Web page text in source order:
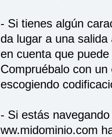
- Si tienes algún
da lugar a una
en cuenta que
Compruébalo con
escogiendo
- Si estás
ww.midominio.com